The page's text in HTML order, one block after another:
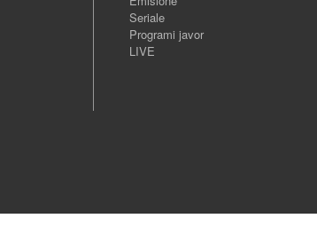
Seriale
Programi javor
LIVE